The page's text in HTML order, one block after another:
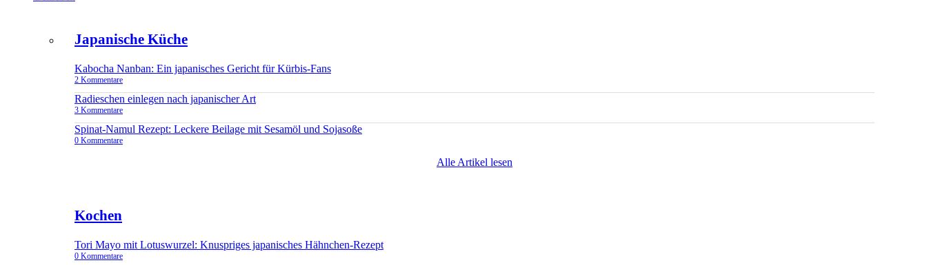
Japanische Küche
Kabocha Nanban: Ein japanisches Gericht für Kürbis-Fans
2 Kommentare
Radieschen einlegen nach japanischer Art
3 Kommentare
Spinat-Namul Rezept: Leckere Beilage mit Sesamöl und Sojasoße
0 Kommentare
Alle Artikel lesen
Kochen
Tori Mayo mit Lotuswurzel: Knuspriges japanisches Hähnchen-Rezept
0 Kommentare